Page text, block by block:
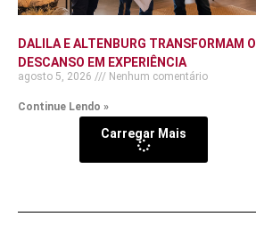
DALILA E ALTENBURG TRANSFORMAM O
DESCANSO EM EXPERIÊNCIA
agosto 5, 2026 Nenhum comentário
Continue Lendo »
Carregar Mais